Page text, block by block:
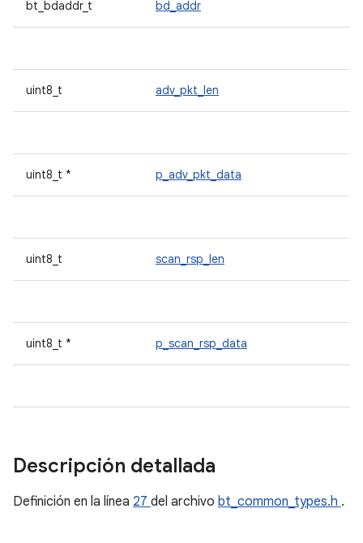
bt_bdaddr_t bd_addr
uint8_t adv_pkt_len
uint8_t * p_adv_pkt_data
uint8_t scan_rsp_len
uint8_t * p_scan_rsp_data
Descripción detallada
Definición en la línea 27 del archivo bt_common_types.h .